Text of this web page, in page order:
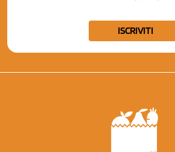
ISCRIVITI